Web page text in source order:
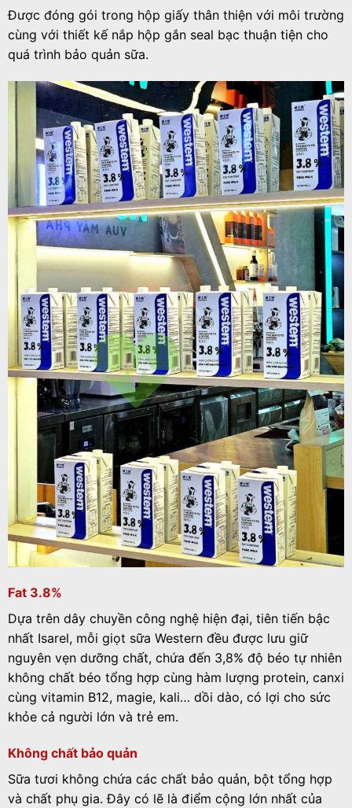
Được đóng gói trong hộp giấy thân thiện với môi trường
cùng với thiết kế nắp hộp gắn seal bạc thuận tiện cho
quá trình bảo quản sữa.
Fat 3.8%
Dựa trên dây chuyền công nghệ hiện đại, tiên tiến bậc
nhất Isarel, mỗi giọt sữa Western đều được lưu giữ
nguyên vẹn dưỡng chất, chứa đến 3,8% độ béo tự nhiên
không chất béo tổng hợp cùng hàm lượng protein, canxi
cùng vitamin B12, magie, kali… dồi dào, có lợi cho sức
khỏe cả người lớn và trẻ em.
Không chất bảo quản
Sữa tươi không chứa các chất bảo quản, bột tổng hợp
và chất phụ gia. Đây có lẽ là điểm cộng lớn nhất của